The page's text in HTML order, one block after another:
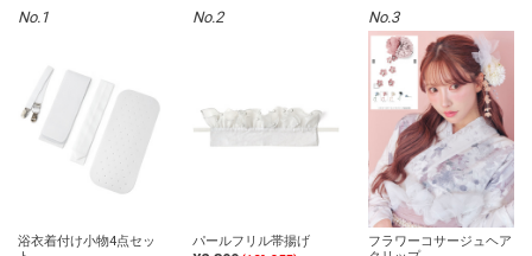
No.1
浴衣着付け小物4点セッ
No.2
パールフリル帯揚げ
No.3
フラワーコサージュヘア